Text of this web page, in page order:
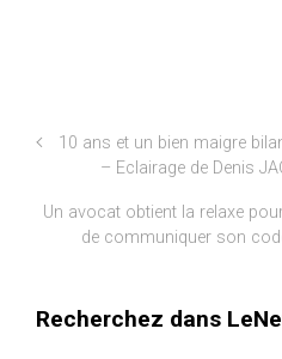
10 ans et un bien maigre
– Eclairage de Denis
Un avocat obtient la relaxe
de communiquer son
Recherchez dans